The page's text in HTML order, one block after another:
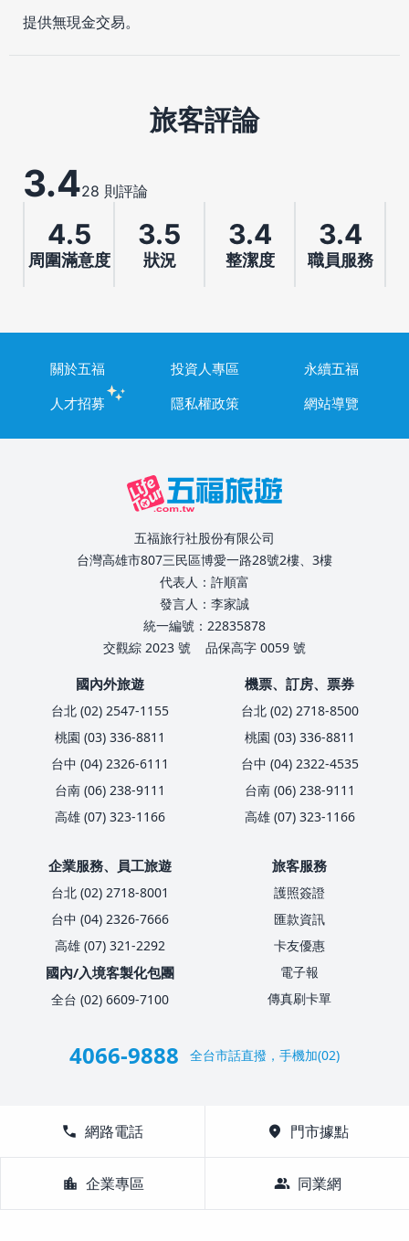
提供無現金交易。
旅客評論
3.428 則評論
4.5
周圍滿意度
3.5
狀況
3.4
整潔度
3.4
職員服務
關於五福 投資人專區
永續五福
人才招募
隱私權政策 網站導覽
五福旅行社股份有限公司
台灣高雄市807三民區博愛一路28號2樓、3樓
代表人：許順富
發言人：李家誠
統一編號：22835878
交觀綜 2023 號
品保高字 0059 號
國內外旅遊
台北 (02) 2547-1155
桃園 (03) 336-8811
台中 (04) 2326-6111
台南 (06) 238-9111
高雄 (07) 323-1166
機票、訂房、票券
台北 (02) 2718-8500
桃園 (03) 336-8811
台中 (04) 2322-4535
台南 (06) 238-9111
高雄 (07) 323-1166
企業服務、員工旅遊
台北 (02) 2718-8001
台中 (04) 2326-7666
高雄 (07) 321-2292
國內/入境客製化包團
全台 (02) 6609-7100
旅客服務
護照簽證
匯款資訊
卡友優惠
電子報
傳真刷卡單
4066-9888 全台市話直撥，手機加(02)
call 網路電話 location_on 門市據點
location_city 企業專區 group 同業網